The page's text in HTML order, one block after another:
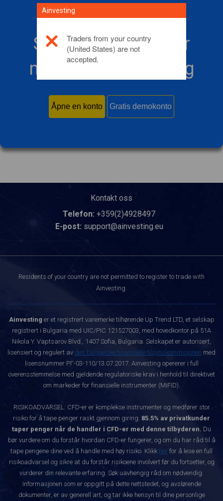
Start å trade CFD-er
med Ainvesting i dag
Åpne en konto Gratis demokonto
Kontakt oss
Telefon: +359(2)4928497
E-post: support@ainvesting.eu
Residents of your country are not permitted to register to trade with
Ainvesting.
Ainvesting er et registrert varemerke tilhørende Up Trend LTD, et selskap
registrert i Bulgaria med UIC/PIC 121527003, med hovedkontor på 51A
Nikola Y. Vaptsarov Blvd., 1407 Sofia, Bulgaria. Selskapet er autorisert,
lisensiert og regulert av den bulgarske finansielle tilsynskommisjonen med
lisensnummer РГ-03-110/13.07.2017. Ainvesting opererer i full
overensstemmelse med gjeldende regulatoriske krav i henhold til direktivet
om markeder for finansielle instrumenter (MiFID).
RISIKOADVARSEL: CFD-er er komplekse instrumenter og medfører stor
risiko for å tape penger raskt gjennom giring. 85.5% av privatkunder
taper penger når de handler i CFD-er med denne tilbyderen. Du
bør vurdere om du forstår hvordan CFD-er fungerer, og om du har råd til å
tape pengene dine ved å handle med høy risiko. Klikk her for å lese en full
risikoadvarsel og sikre at du forstår risikoene involvert før du fortsetter, og
vurderer din relevante erfaring. Søk uavhengig råd om nødvendig.
Informasjonen som er oppgitt på dette nettstedet, og avslørende
dokumenter, er av generell art, og tar ikke hensyn til dine personlige
Ainvesting
Traders from your country
(United States) are not
accepted.